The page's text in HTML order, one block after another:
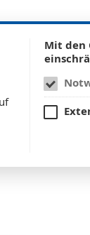
KUNSTREISEN
Mit den